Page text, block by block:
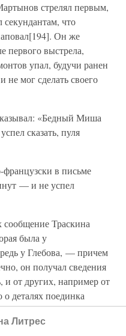
стрелял первым,
что
Он же
первого выстрела,
упал, будучи ранен
мог сделать своего
«Бедный Миша
сказать, пуля
в письме
— и не успел
сообщение Траскина
была у
у Глебова, — причем
он получал сведения
и от других, например от
деталях поединка
нарисованная им
в наибольшей мере
Литрес